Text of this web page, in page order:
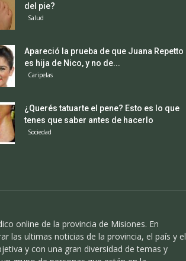
del pie?
Salud
Apareció la prueba de que Juana Repetto
es hija de Nico, y no de...
Caripelas
¿Querés tatuarte el pene? Esto es lo que
tenes que saber antes de hacerlo
Sociedad
online de la provincia de Misiones. En
las ultimas noticias de la provincia, el país y el
y con una gran diversidad de temas y